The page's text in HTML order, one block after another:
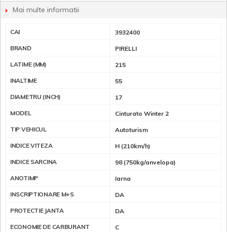
Mai multe informatii
CAI 3932400
BRAND PIRELLI
LATIME (MM) 215
INALTIME 55
DIAMETRU (INCH) 17
MODEL Cinturato Winter 2
TIP VEHICUL Autoturism
INDICE VITEZA H (210km/h)
INDICE SARCINA 98 (750kg/anvelopa)
ANOTIMP Iarna
INSCRIPTIONARE M+S DA
PROTECTIE JANTA DA
ECONOMIE DE CARBURANT C